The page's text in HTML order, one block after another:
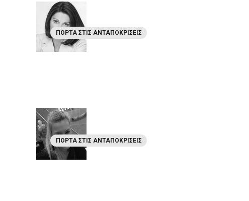
ΠΌΡΤΑ ΣΤΙΣ ΑΝΤΑΠΟΚΡΊΣΕΙΣ
ΠΌΡΤΑ ΣΤΙΣ ΑΝΤΑΠΟΚΡΊΣΕΙΣ